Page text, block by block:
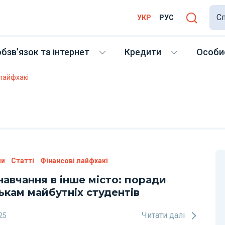
УКР РУС
та інтернет Кредити
Статті Фінансові лайфхакі
в інше місто: поради
майбутніх студентів
Читати далі